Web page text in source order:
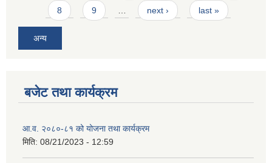
8 9 next › last »
अन्य
बजेट तथा कार्यक्रम
आ.व. २०८०-८१ को योजना तथा कार्यक्रम
मिति: 08/21/2023 - 12:59